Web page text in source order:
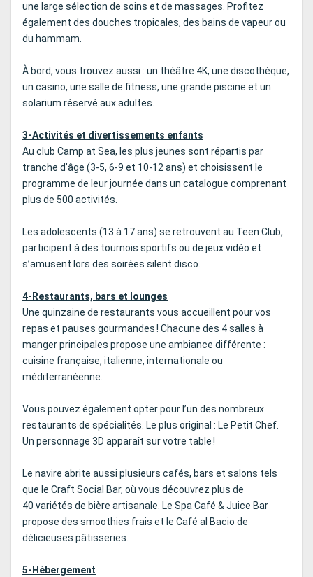
une large sélection de soins et de massages. Profitez
également des douches tropicales, des bains de vapeur ou
du hammam.
À bord, vous trouvez aussi : un théâtre 4K, une discothèque,
un casino, une salle de fitness, une grande piscine et un
solarium réservé aux adultes.
3-Activités et divertissements enfants
Au club Camp at Sea, les plus jeunes sont répartis par
tranche d’âge (3-5, 6-9 et 10-12 ans) et choisissent le
programme de leur journée dans un catalogue comprenant
plus de 500 activités.
Les adolescents (13 à 17 ans) se retrouvent au Teen Club,
participent à des tournois sportifs ou de jeux vidéo et
s’amusent lors des soirées silent disco.
4-Restaurants, bars et lounges
Une quinzaine de restaurants vous accueillent pour vos
repas et pauses gourmandes ! Chacune des 4 salles à
manger principales propose une ambiance différente :
cuisine française, italienne, internationale ou
méditerranéenne.
Vous pouvez également opter pour l’un des nombreux
restaurants de spécialités. Le plus original : Le Petit Chef.
Un personnage 3D apparaît sur votre table !
Le navire abrite aussi plusieurs cafés, bars et salons tels
que le Craft Social Bar, où vous découvrez plus de
40 variétés de bière artisanale. Le Spa Café & Juice Bar
propose des smoothies frais et le Café al Bacio de
délicieuses pâtisseries.
5-Hébergement